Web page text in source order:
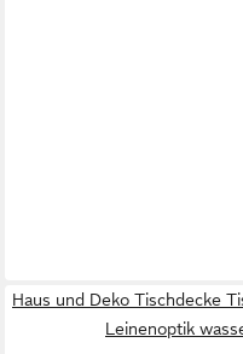
Haus und Deko Tischdecke
Leinenoptik